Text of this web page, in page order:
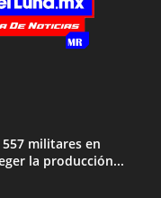
militares en
la producción...